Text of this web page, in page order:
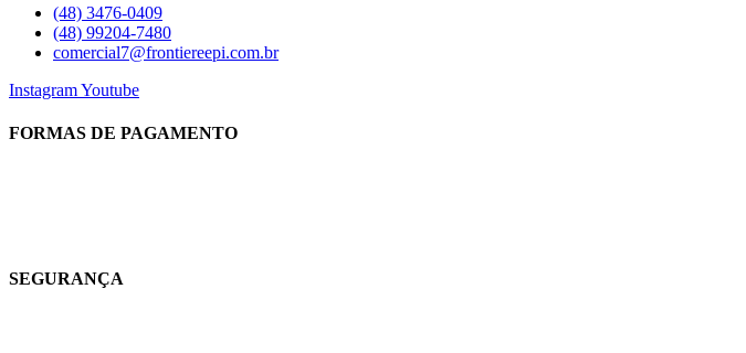
(48) 3476-0409
(48) 99204-7480
comercial7@frontiereepi.com.br
InstagramYoutube
FORMAS DE PAGAMENTO
SEGURANÇA